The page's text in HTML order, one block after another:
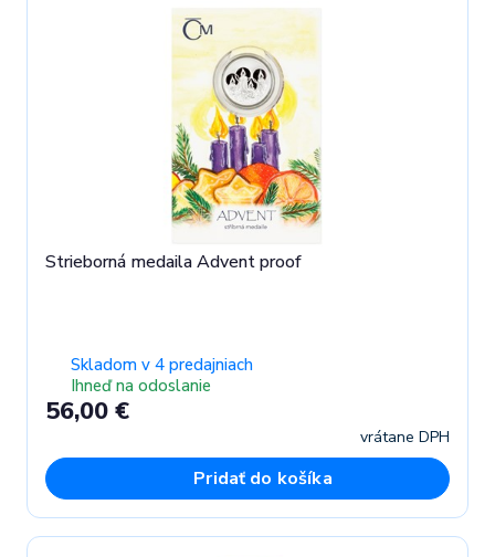
Strieborná medaila Advent proof
Skladom v 4 predajniach
Ihneď na odoslanie
56,00 €
vrátane DPH
Pridať do košíka